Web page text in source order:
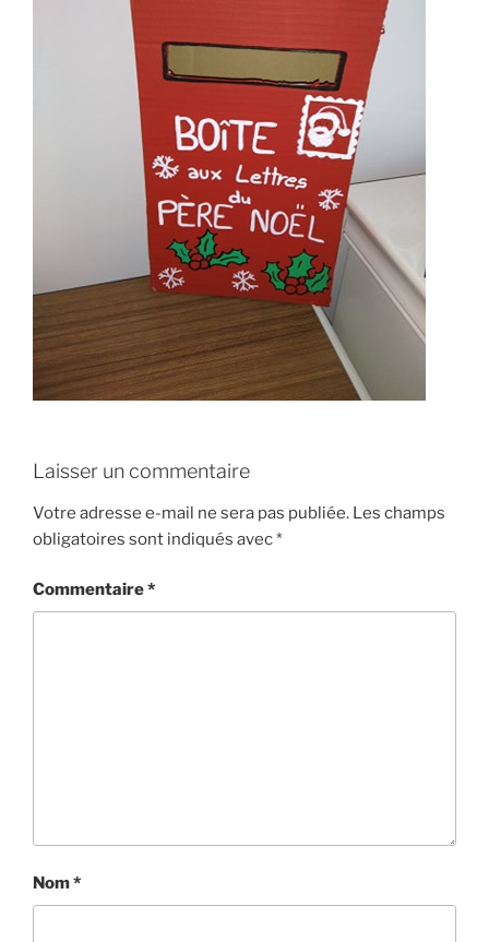
Laisser un commentaire
Votre adresse e-mail ne sera pas publiée. Les champs
obligatoires sont indiqués avec*
Commentaire*
Nom*